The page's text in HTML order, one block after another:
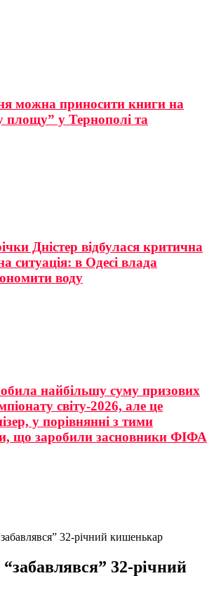
можна приносити книги на
у Тернополі та
Дністер відбулася критична
ситуація: в Одесі влада
воду
найбільшу суму призових
світу-2026, але це
у порівнянні з тими
що заробили засновники ФІФА
32-річний кишенькар
32-річний